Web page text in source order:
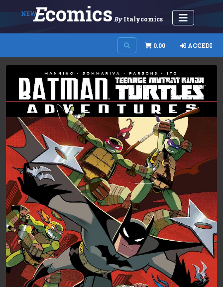
NEWEComics By Italycomics
0.00 ACCEDI